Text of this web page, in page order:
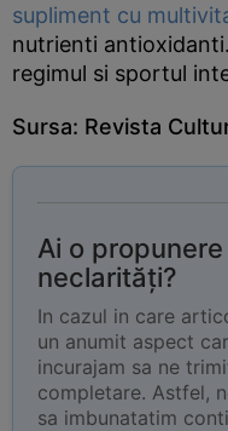
supliment cu
nutrienti
regimul si sportul
Sursa: Revista
Ai o
neclarități?
In cazul in care
un anumit aspect
incurajam sa ne
completare. Astfel,
sa imbunatatim